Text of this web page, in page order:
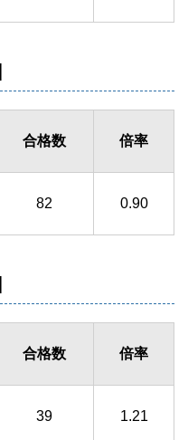
合格数 倍率
82 0.90
合格数 倍率
39 1.21